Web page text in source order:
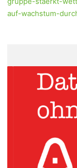
auf-wachstum-